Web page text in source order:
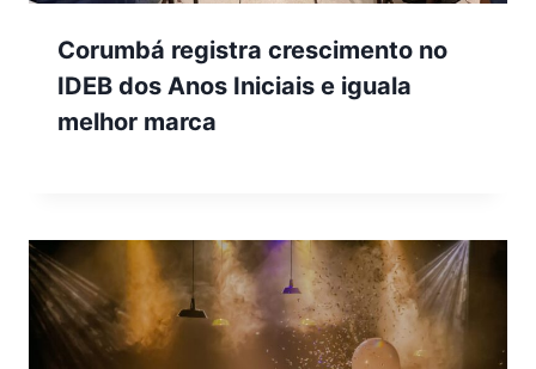
Corumbá registra crescimento no
IDEB dos Anos Iniciais e iguala
melhor marca